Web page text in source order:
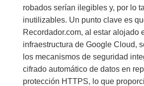
robados serían ilegibles y, por lo
inutilizables. Un punto clave es
Recordador.com, al estar alojado
infraestructura de Google Cloud,
los mecanismos de seguridad
cifrado automático de datos en
protección HTTPS, lo que